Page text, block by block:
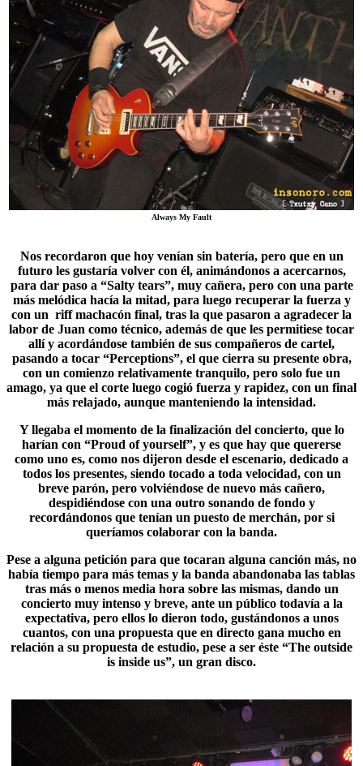
Always My Fault
Nos recordaron que hoy venían sin batería, pero que en un
futuro les gustaría volver con él, animándonos a acercarnos,
para dar paso a “Salty tears”, muy cañera, pero con una parte
más melódica hacía la mitad, para luego recuperar la fuerza y
con un riff machacón final, tras la que pasaron a agradecer la
labor de Juan como técnico, además de que les permitiese tocar
allí y acordándose también de sus compañeros de cartel,
pasando a tocar “Perceptions”, el que cierra su presente obra,
con un comienzo relativamente tranquilo, pero solo fue un
amago, ya que el corte luego cogió fuerza y rapidez, con un final
más relajado, aunque manteniendo la intensidad.
Y llegaba el momento de la finalización del concierto, que lo
harían con “Proud of yourself”, y es que hay que quererse
como uno es, como nos dijeron desde el escenario, dedicado a
todos los presentes, siendo tocado a toda velocidad, con un
breve parón, pero volviéndose de nuevo más cañero,
despidiéndose con una outro sonando de fondo y
recordándonos que tenían un puesto de merchán, por si
queríamos colaborar con la banda.
Pese a alguna petición para que tocaran alguna canción más, no
había tiempo para más temas y la banda abandonaba las tablas
tras más o menos media hora sobre las mismas, dando un
concierto muy intenso y breve, ante un público todavía a la
expectativa, pero ellos lo dieron todo, gustándonos a unos
cuantos, con una propuesta que en directo gana mucho en
relación a su propuesta de estudio, pese a ser éste “The outside
is inside us”, un gran disco.